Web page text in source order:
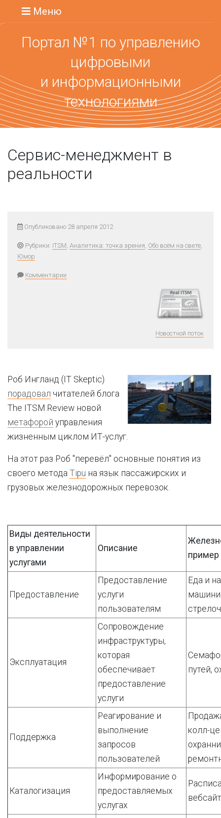
Меню
Портал №1 по управлению
цифровыми
и информационными
технологиями
Сервис-менеджмент в
реальности
Опубликовано 28 апреля 2012
Рубрики: ITSM, Аналитика: точка зрения, Обо всём на свете,
Юмор
Комментарии
Новостной поток
Роб Ингланд (IT Skeptic)
порадовал читателей блога
The ITSM Review новой
метафорой управления
жизненным циклом ИТ-услуг.
На этот раз Роб "перевёл" основные понятия из
своего метода Tipu на язык пассажирских и
грузовых железнодорожных перевозок.
Виды деятельности
в управлении
услугами
Описание
пример
Предоставление
Предоставление
услуги
пользователям
Еда и
Эксплуатация
Сопровождение
инфраструктуры,
которая
обеспечивает
предоставление
услуги
путей,
Поддержка
Реагирование и
выполнение
запросов
пользователей
колл-
Каталогизация
Информирование о
предоставляемых
услугах